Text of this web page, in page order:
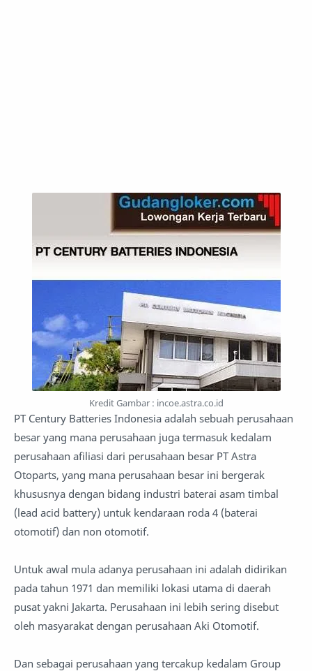
Kredit Gambar : incoe.astra.co.id
PT Century Batteries Indonesia adalah sebuah perusahaan
besar yang mana perusahaan juga termasuk kedalam
perusahaan afiliasi dari perusahaan besar PT Astra
Otoparts, yang mana perusahaan besar ini bergerak
khususnya dengan bidang industri baterai asam timbal
(lead acid battery) untuk kendaraan roda 4 (baterai
otomotif) dan non otomotif.
Untuk awal mula adanya perusahaan ini adalah didirikan
pada tahun 1971 dan memiliki lokasi utama di daerah
pusat yakni Jakarta. Perusahaan ini lebih sering disebut
oleh masyarakat dengan perusahaan Aki Otomotif.
Dan sebagai perusahaan yang tercakup kedalam Group